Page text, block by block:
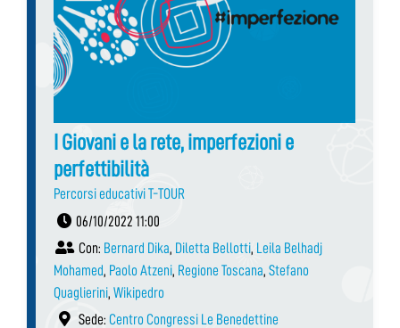
I Giovani e la rete, imperfezioni e
perfettibilità
Percorsi educativi T-TOUR
06/10/2022 11:00
Con: Bernard Dika, Diletta Bellotti, Leila Belhadj
Mohamed, Paolo Atzeni, Regione Toscana, Stefano
Quaglierini, Wikipedro
Sede: Centro Congressi Le Benedettine